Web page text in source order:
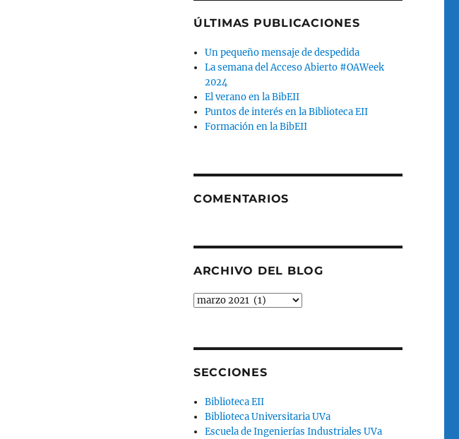
ÚLTIMAS PUBLICACIONES
Un pequeño mensaje de despedida
La semana del Acceso Abierto #OAWeek
2024
El verano en la BibEII
Puntos de interés en la Biblioteca EII
Formación en la BibEII
COMENTARIOS
ARCHIVO DEL BLOG
Archivo
SECCIONES
Biblioteca EII
Biblioteca Universitaria UVa
Escuela de Ingenierías Industriales UVa